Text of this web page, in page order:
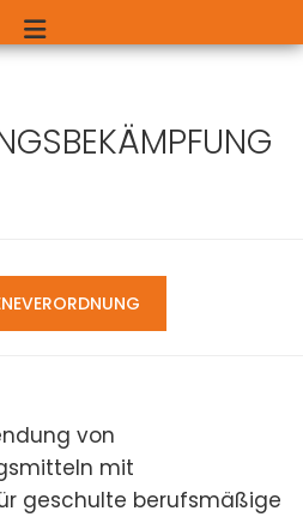
von
mit
geschulte berufsmäßige